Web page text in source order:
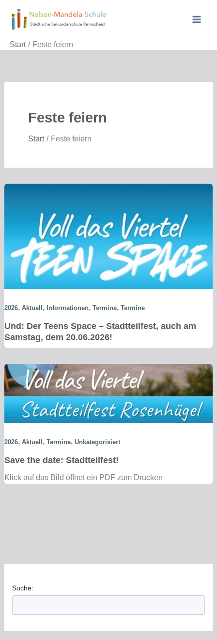
Inhalt
springen
Start
Feste feiern
Feste feiern
Start Feste feiern
2026, Aktuell , Informationen, Termine, Termine
Und: Der Teens Space – Stadtteilfest, auch am
Samstag, dem 20.06.2026!
2026, Aktuell , Termine, Unkategorisiert
Save the date: Stadtteilfest!
Klick auf das Bild öffnet ein PDF zum Drucken
Suche: